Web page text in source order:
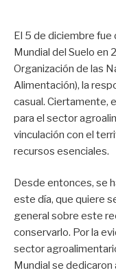
El 5 de diciembre fue
Mundial del Suelo en
Organización de las
Alimentación), la
casual. Ciertamente,
para el sector
vinculación con el
recursos esenciales.
Desde entonces, se
este día, que quiere
general sobre este
conservarlo. Por la
sector
Mundial se